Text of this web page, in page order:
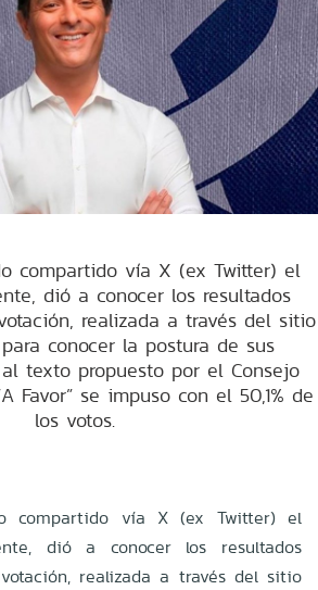
compartido vía X (ex Twitter) el
dió a conocer los resultados
realizada a través del sitio
conocer la postura de sus
texto propuesto por el Consejo
Favor” se impuso con el 50,1% de
los votos.
compartido vía X (ex Twitter) el
dió a conocer los resultados
realizada a través del sitio